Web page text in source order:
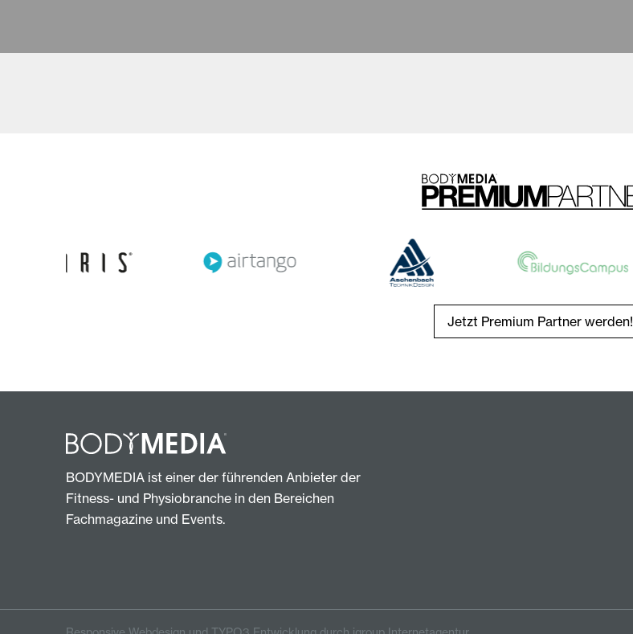
Jetzt Premium Partner werden!
BODYMEDIA ist einer der führenden Anbieter der
Fitness- und Physiobranche in den Bereichen
Fachmagazine und Events.